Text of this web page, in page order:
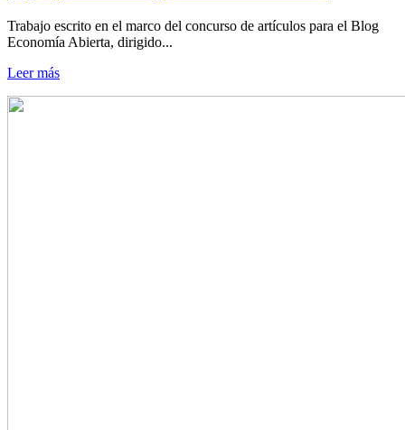
Trabajo escrito en el marco del concurso de artículos para el Blog
Economía Abierta, dirigido...
Leer más